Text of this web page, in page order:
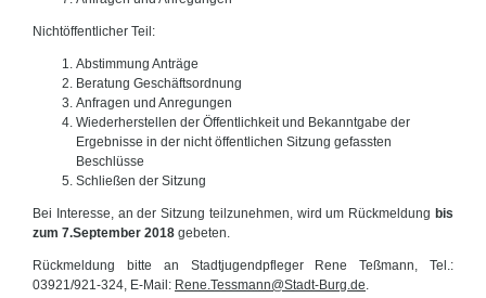
Nichtöffentlicher Teil:
Abstimmung Anträge
Beratung Geschäftsordnung
Anfragen und Anregungen
Wiederherstellen der Öffentlichkeit und Bekanntgabe der
Ergebnisse in der nicht öffentlichen Sitzung gefassten
Beschlüsse
Schließen der Sitzung
Bei Interesse, an der Sitzung teilzunehmen, wird um Rückmeldung bis
zum 7.September 2018 gebeten.
Rückmeldung bitte an Stadtjugendpfleger Rene Teßmann, Tel.:
03921/921-324, E-Mail: Rene.Tessmann@Stadt-Burg.de.